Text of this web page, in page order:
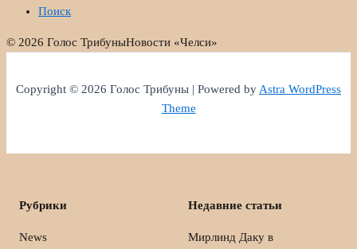
Поиск
© 2026 Голос ТрибуныНовости «Челси»
Copyright © 2026 Голос Трибуны | Powered byAstra WordPress
Theme
Рубрики
News
Недавние статьи
Мирлинд Даку в